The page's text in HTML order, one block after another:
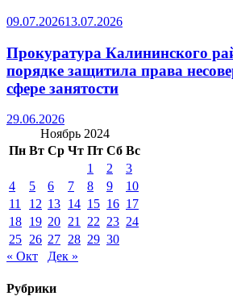
09.07.202613.07.2026
Прокуратура Калининского
порядке защитила права
сфере занятости
29.06.2026
Ноябрь 2024
Пн Вт Ср Чт Пт Сб Вс
1
2
3
4
5 6 7 8 9
10
11
12 13 14 15 16 17
18 19 20 21 22 23 24
25 26 27 28 29 30
« Окт
Дек »
Рубрики